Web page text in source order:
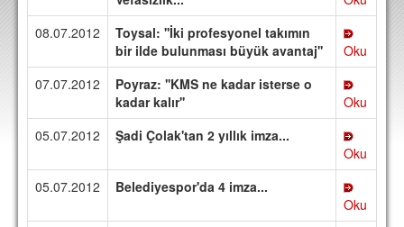
TRANSFERLER
TARAFTAR
BİLETLER
DEPLASMAN
LİSANSLI ÜRÜNLER
08.07.2012
Toysal: ''İki profesyonel takımın
bir ilde bulunması büyük avantaj''
Oku
07.07.2012
Poyraz: ''KMS ne kadar isterse o
kadar kalır''
Oku
05.07.2012
Şadi Çolak'tan 2 yıllık imza...
Oku
05.07.2012
Belediyespor'da 4 imza...
Oku